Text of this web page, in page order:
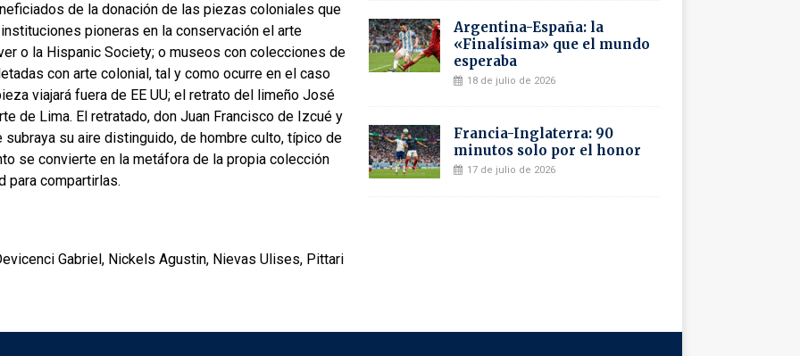
de la donación de las piezas coloniales que
pioneras en la conservación el arte
o la Hispanic Society; o museos con colecciones de
con arte colonial, tal y como ocurre en el caso
viajará fuera de EE UU; el retrato del limeño José
de Lima. El retratado, don Juan Francisco de Izcué y
subraya su aire distinguido, de hombre culto, típico de
se convierte en la metáfora de la propia colección
para compartirlas.
Gabriel, Nickels Agustin, Nievas Ulises, Pittari
Argentina-España: la
«Finalísima» que el mundo
esperaba
18 de julio de 2026
Francia-Inglaterra: 90
minutos solo por el honor
17 de julio de 2026